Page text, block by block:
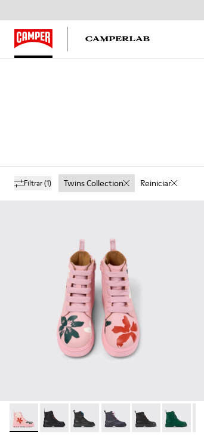
Filtrar(1) Twins Collection Reiniciar
Twins - K900150-020 - Botines de piel
Twins - K900150-021
Twins - K900150-019
Twins - K900150-018
Twins -Twins -